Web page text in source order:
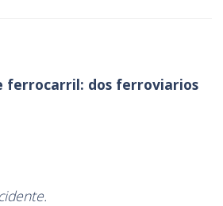
ferrocarril: dos ferroviarios